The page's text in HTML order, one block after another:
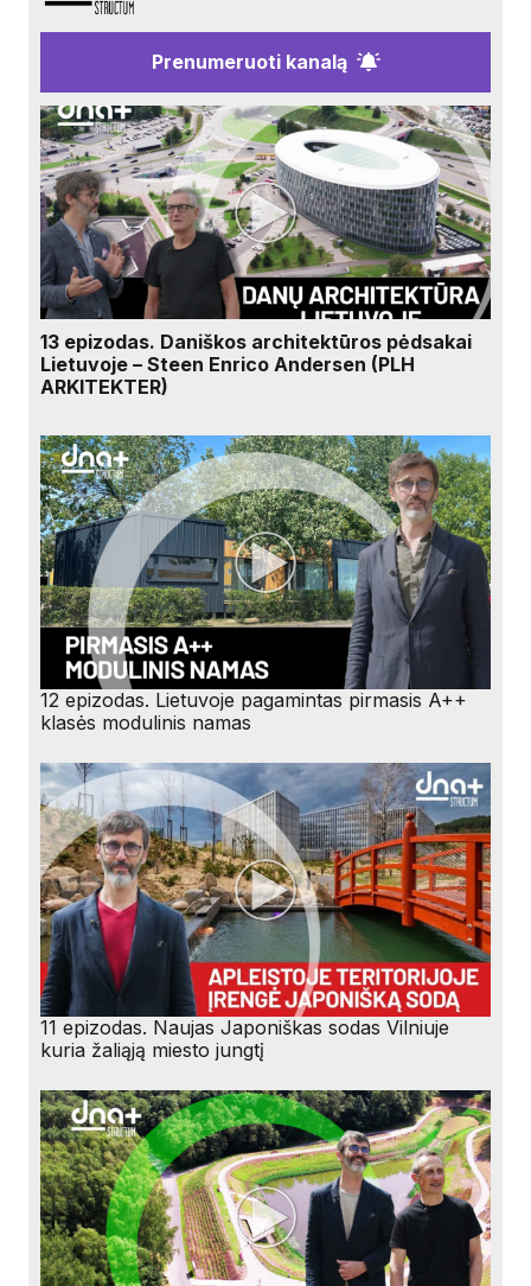
Prenumeruoti kanalą
13 epizodas. Daniškos architektūros pėdsakai
Lietuvoje – Steen Enrico Andersen (PLH
ARKITEKTER)
12 epizodas. Lietuvoje pagamintas pirmasis A++
klasės modulinis namas
11 epizodas. Naujas Japoniškas sodas Vilniuje
kuria žaliąją miesto jungtį